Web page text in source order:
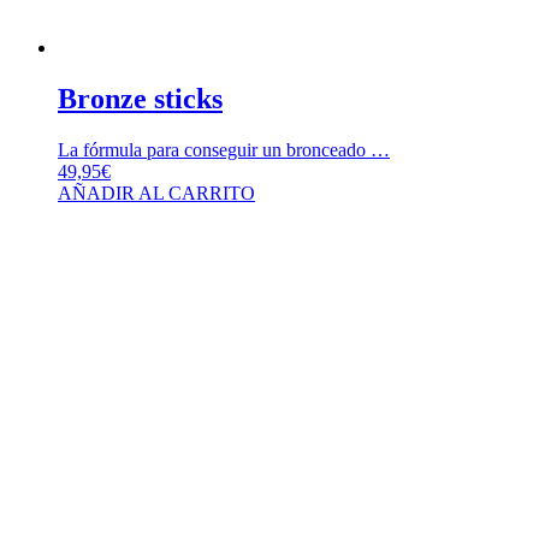
Bronze sticks
La fórmula para conseguir un bronceado …
49,95€
AÑADIR AL CARRITO